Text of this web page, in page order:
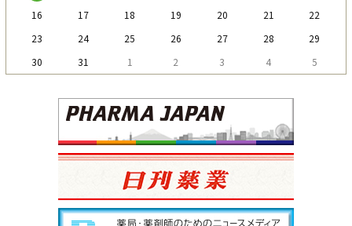
16
17 18 19 20 21
22
23
24 25 26 27 28
29
30
31 1 2 3 4 5